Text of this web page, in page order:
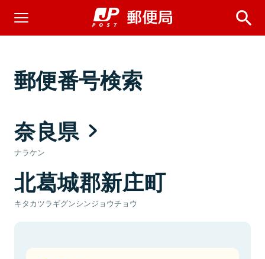
郵便番号検索
奈良県
ナラケン
北葛城郡新庄町
キタカツラギグンシンジョウチョウ